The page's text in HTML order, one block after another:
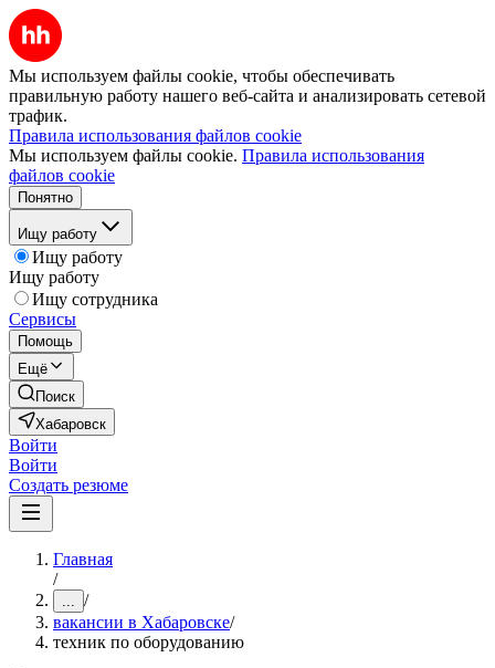
Мы используем файлы cookie, чтобы обеспечивать
правильную работу нашего веб-сайта и анализировать сетевой
трафик.
Правила использования файлов cookie
Мы используем файлы cookie. Правила использования
файлов cookie
Понятно
Ищу работу
Ищу работу
Ищу работу
Ищу сотрудника
Сервисы
Помощь
Ещё
Поиск
Хабаровск
Войти
Войти
Создать резюме
Главная
/
... /
вакансии в Хабаровске/
техник по оборудованию